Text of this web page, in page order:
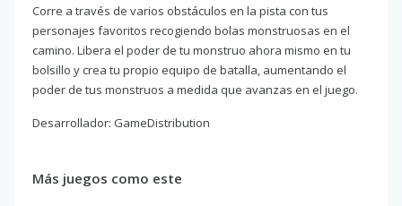
Corre a través de varios obstáculos en la pista con tus
personajes favoritos recogiendo bolas monstruosas en el
camino. Libera el poder de tu monstruo ahora mismo en tu
bolsillo y crea tu propio equipo de batalla, aumentando el
poder de tus monstruos a medida que avanzas en el juego.
Desarrollador: GameDistribution
Más juegos como este